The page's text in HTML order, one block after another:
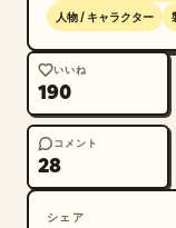
のようなライティ
高精細な質感。テ
ーターマーク、AI
て完璧で自然な動
人物 / キャラクター
いいね
190
コメント
28
シェア